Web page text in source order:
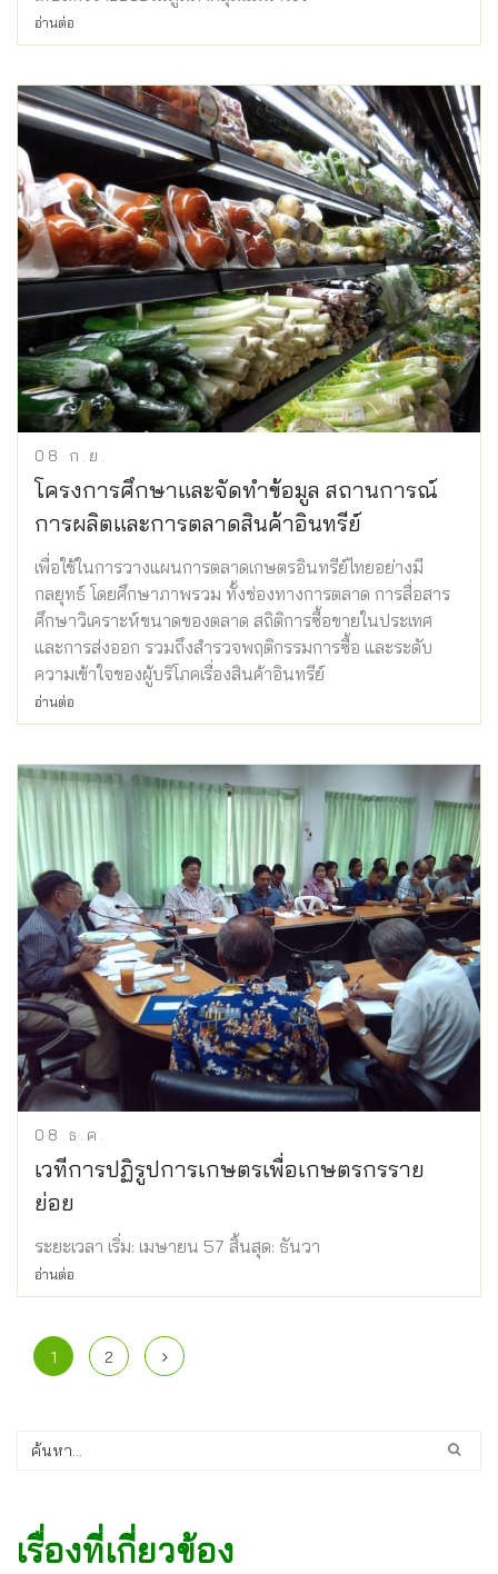
อ่านต่อ
08 ก.ย.
โครงการศึกษาและจัดทำข้อมูล สถานการณ์
การผลิตและการตลาดสินค้าอินทรีย์
เพื่อใช้ในการวางแผนการตลาดเกษตรอินทรีย์ไทยอย่างมี
กลยุทธ์ โดยศึกษาภาพรวม ทั้งช่องทางการตลาด การสื่อสาร
ศึกษาวิเคราะห์ขนาดของตลาด สถิติการซื้อขายในประเทศ
และการส่งออก รวมถึงสำรวจพฤติกรรมการซื้อ และระดับ
ความเข้าใจของผู้บริโภคเรื่องสินค้าอินทรีย์
อ่านต่อ
08 ธ.ค.
เวทีการปฏิรูปการเกษตรเพื่อเกษตรกรราย
ย่อย
ระยะเวลา เริ่ม: เมษายน 57 สิ้นสุด: ธันวา
อ่านต่อ
1 2
เรื่องที่เกี่ยวข้อง